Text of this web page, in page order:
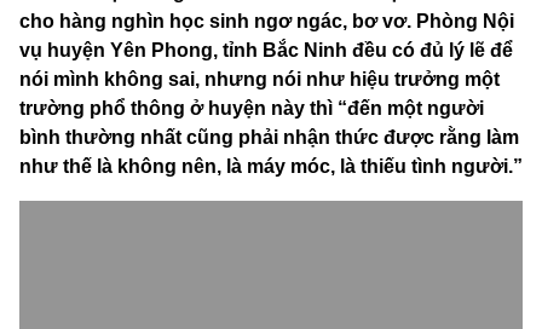
cho hàng nghìn học sinh ngơ ngác, bơ vơ. Phòng Nội
vụ huyện Yên Phong, tỉnh Bắc Ninh đều có đủ lý lẽ để
nói mình không sai, nhưng nói như hiệu trưởng một
trường phổ thông ở huyện này thì “đến một người
bình thường nhất cũng phải nhận thức được rằng làm
như thế là không nên, là máy móc, là thiếu tình người.”